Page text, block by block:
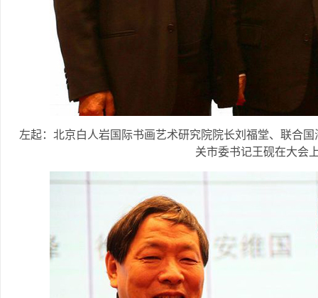
左起：北京白人岩国际书画艺术研究院院长刘福堂、联合
关市委书记王砚在大会